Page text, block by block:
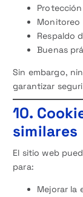
Monitoreo
Respaldo
Buenas
Sin embargo,
garantizar
10.
similares
El sitio web
para:
Mejorar la